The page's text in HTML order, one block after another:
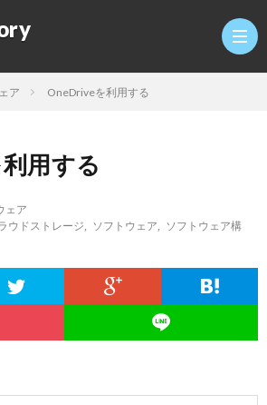
究
ア OneDriveを利用する
用する
ェア
ウドストレージ ソフトウェア
ソフトウェア構